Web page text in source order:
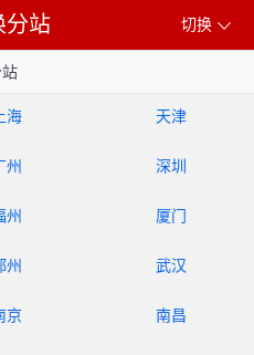
切换
分站
上海 天津
州 深圳
州 厦门
州 武汉
京 南昌